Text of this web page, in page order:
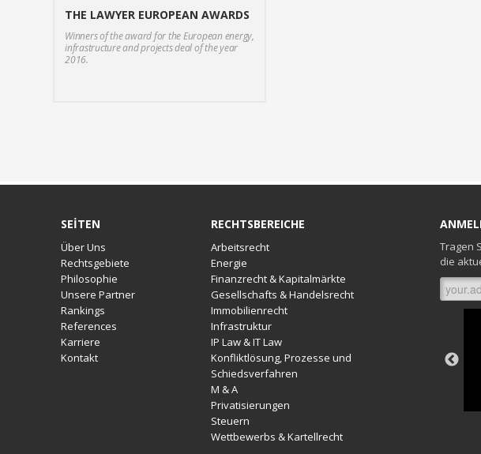
THE LAWYER EUROPEAN AWARDS
Winners of the award for the European energy,
infrastructure and projects deal of the year
2016.
SEİTEN
Über Uns
Rechtsgebiete
Philosophie
Unsere Partner
Rankings
References
Karriere
Kontakt
RECHTSBEREICHE
Arbeitsrecht
Energie
Finanzrecht & Kapitalmärkte
Gesellschafts & Handelsrecht
Immobilienrecht
Infrastruktur
IP Law & IT Law
Konfliktlösung, Prozesse und
Schiedsverfahren
M & A
Privatisierungen
Steuern
Wettbewerbs & Kartellrecht
Tragen
die